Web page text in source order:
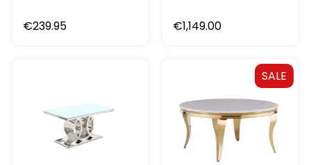
€239.95 €1,149.00
SALE